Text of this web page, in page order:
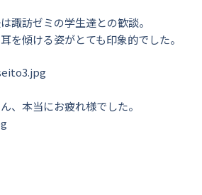
諏訪ゼミの学生達との歓談。
を傾ける姿がとても印象的でした。
、本当にお疲れ様でした。